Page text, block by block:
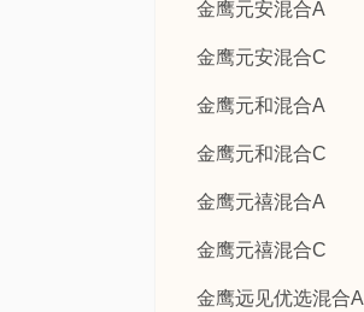
金鹰元安混合A
金鹰元安混合C
金鹰元和混合A
金鹰元和混合C
金鹰元禧混合A
金鹰元禧混合C
金鹰远见优选混合A